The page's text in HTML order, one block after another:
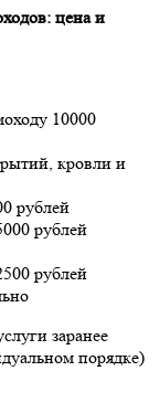
цена и
10000
кровли и
рублей
рублей
рублей
заранее
порядке)